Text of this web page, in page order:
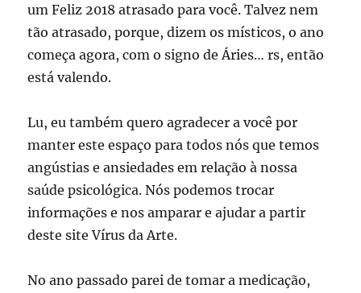
um Feliz 2018 atrasado para você. Talvez nem
tão atrasado, porque, dizem os místicos, o ano
começa agora, com o signo de Áries… rs, então
está valendo.
Lu, eu também quero agradecer a você por
manter este espaço para todos nós que temos
angústias e ansiedades em relação à nossa
saúde psicológica. Nós podemos trocar
informações e nos amparar e ajudar a partir
deste site Vírus da Arte.
No ano passado parei de tomar a medicação,